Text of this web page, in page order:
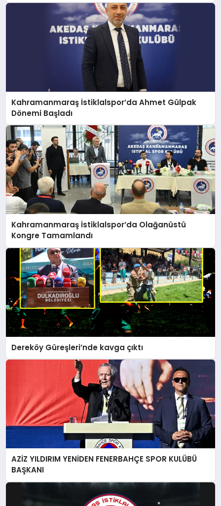
Kahramanmaraş İstiklalspor’da Ahmet Gülpak
Dönemi Başladı
Kahramanmaraş İstiklalspor’da Olağanüstü
Kongre Tamamlandı
Dereköy Güreşleri’nde kavga çıktı
AZİZ YILDIRIM YENİDEN FENERBAHÇE SPOR KULÜBÜ
BAŞKANI